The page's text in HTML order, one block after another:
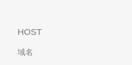
HOST
域名